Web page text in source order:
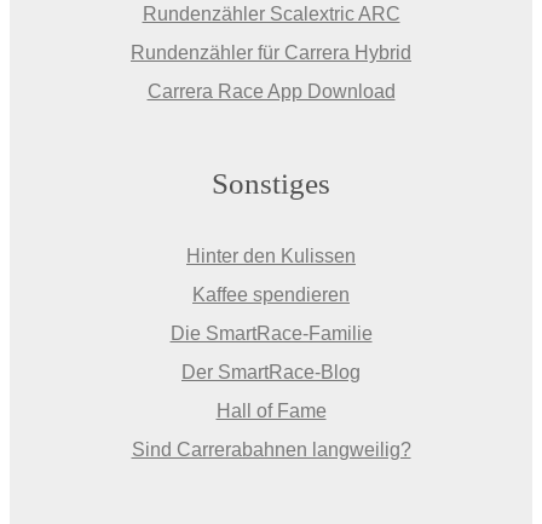
Rundenzähler Scalextric ARC
Rundenzähler für Carrera Hybrid
Carrera Race App Download
Sonstiges
Hinter den Kulissen
Kaffee spendieren
Die SmartRace-Familie
Der SmartRace-Blog
Hall of Fame
Sind Carrerabahnen langweilig?